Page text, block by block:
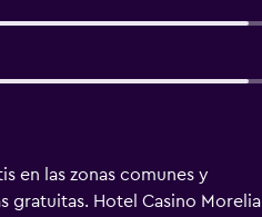
en las zonas comunes y
gratuitas. Hotel Casino Morelia